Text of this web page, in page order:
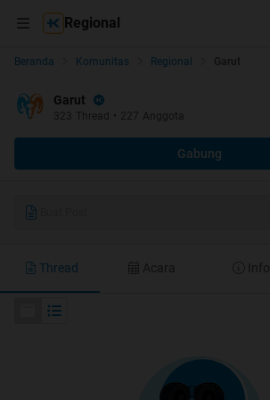
Regional
Beranda Komunitas Regional Garut
Garut
323 Thread • 227 Anggota
Gabung
Thread Acara Info